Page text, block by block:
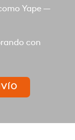
Yape –
con